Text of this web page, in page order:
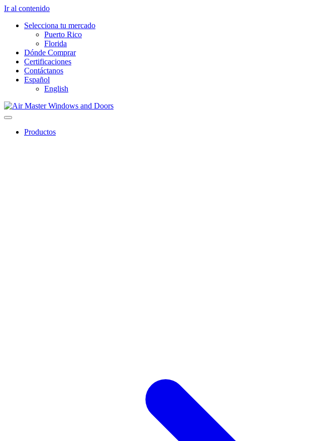
Ir al contenido
Selecciona tu mercado
Puerto Rico
Florida
Dónde Comprar
Certificaciones
Contáctanos
Español
English
Productos